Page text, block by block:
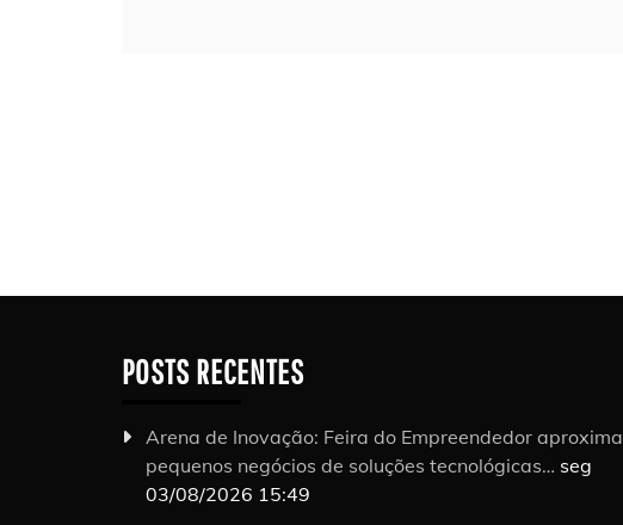
POSTS RECENTES
Arena de Inovação: Feira do Empreendedor aproxima
pequenos negócios de soluções tecnológicas… seg
03/08/2026 15:49